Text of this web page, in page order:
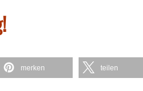
merken teilen